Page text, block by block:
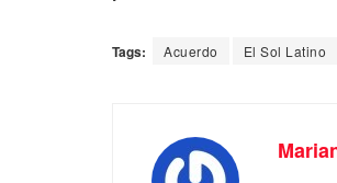
Tags: Acuerdo El Sol Latino